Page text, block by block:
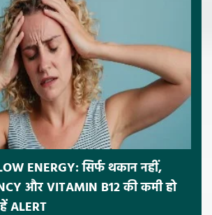
ENERGY: सिर्फ थकान नहीं,
और VITAMIN B12 की कमी हो
ALERT